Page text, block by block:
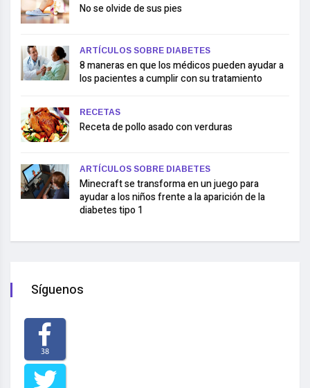
No se olvide de sus pies
ARTÍCULOS SOBRE DIABETES
8 maneras en que los médicos pueden ayudar a
los pacientes a cumplir con su tratamiento
RECETAS
Receta de pollo asado con verduras
ARTÍCULOS SOBRE DIABETES
Minecraft se transforma en un juego para
ayudar a los niños frente a la aparición de la
diabetes tipo 1
Síguenos
38